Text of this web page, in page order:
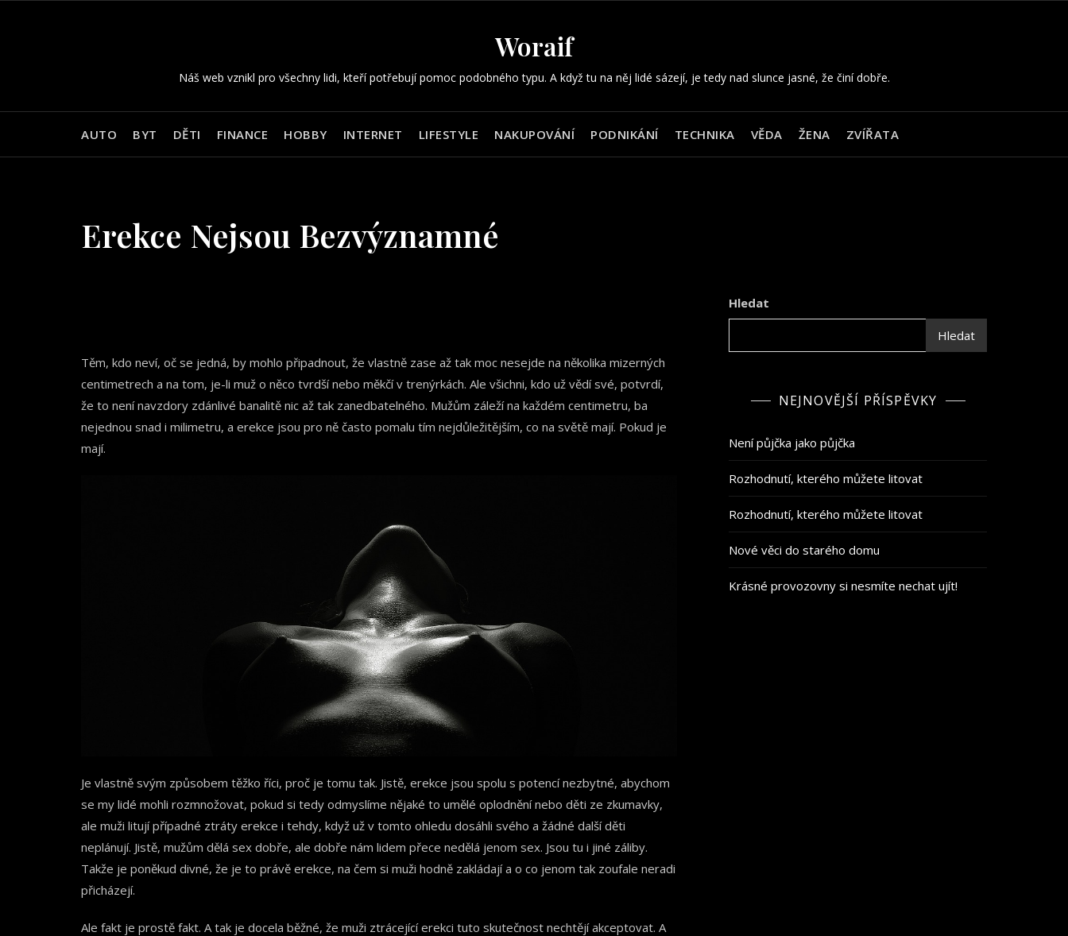
Woraif
Náš web vznikl pro všechny lidi, kteří potřebují pomoc podobného typu. A když tu na něj lidé sázejí, je tedy nad slunce jasné, že činí dobře.
AUTO BYT DĚTI FINANCE HOBBY INTERNET LIFESTYLE NAKUPOVÁNÍ PODNIKÁNÍ TECHNIKA VĚDA ŽENA ZVÍŘATA
Erekce Nejsou Bezvýznamné
Těm, kdo neví, oč se jedná, by mohlo připadnout, že vlastně zase až tak moc nesejde na několika mizerných
centimetrech a na tom, je-li muž o něco tvrdší nebo měkčí v trenýrkách. Ale všichni, kdo už vědí své, potvrdí,
že to není navzdory zdánlivé banalitě nic až tak zanedbatelného. Mužům záleží na každém centimetru, ba
nejednou snad i milimetru, a erekce jsou pro ně často pomalu tím nejdůležitějším, co na světě mají. Pokud je
mají.
Je vlastně svým způsobem těžko říci, proč je tomu tak. Jistě, erekce jsou spolu s potencí nezbytné, abychom
se my lidé mohli rozmnožovat, pokud si tedy odmyslíme nějaké to umělé oplodnění nebo děti ze zkumavky,
ale muži litují případné ztráty erekce i tehdy, když už v tomto ohledu dosáhli svého a žádné další děti
neplánují. Jistě, mužům dělá sex dobře, ale dobře nám lidem přece nedělá jenom sex. Jsou tu i jiné záliby.
Takže je poněkud divné, že je to právě erekce, na čem si muži hodně zakládají a o co jenom tak zoufale neradi
přicházejí.
Ale fakt je prostě fakt. A tak je docela běžné, že muži ztrácející erekci tuto skutečnost nechtějí akceptovat. A
Hledat
Hledat
NEJNOVĚJŠÍ PŘÍSPĚVKY
Není půjčka jako půjčka
Rozhodnutí, kterého můžete litovat
Rozhodnutí, kterého můžete litovat
Nové věci do starého domu
Krásné provozovny si nesmíte nechat ujít!